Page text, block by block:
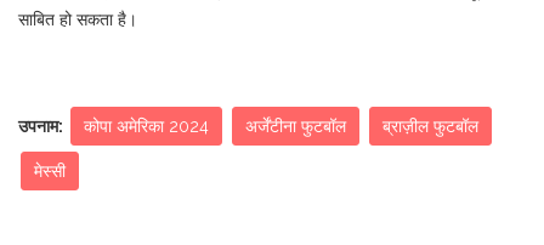
साबित हो सकता है।
उपनाम: कोपा अमेरिका 2024 अर्जेंटीना फुटबॉल ब्राज़ील फुटबॉल
मेस्सी